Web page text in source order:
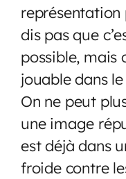
représentation
dis pas que
possible, mais
jouable dans
On ne peut
une image
est déjà dans
froide contre